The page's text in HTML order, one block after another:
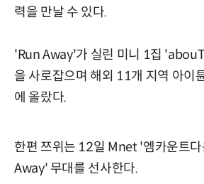
력을 만날 수 있다.
'Run Away'가 실린 미니 1집
을 사로잡으며 해외 11개 지역 아이
에 올랐다.
한편 쯔위는 12일 Mnet '엠카운트
Away' 무대를 선사한다.